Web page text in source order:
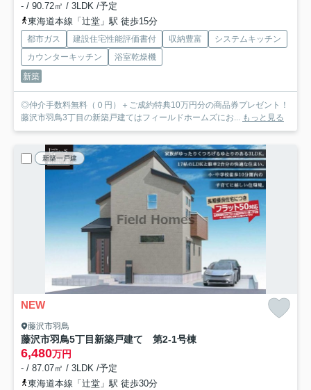
- / 90.72㎡ / 3LDK /予定
東海道本線「辻堂」駅 徒歩15分
都市ガス 建設住宅性能評価書付 収納豊富
システムキッチン
カウンターキッチン
浴室乾燥機
新築
◎仲介手数料無料（０円）＋ご成約特典10万円分の商品券プレゼント！
藤沢市羽鳥3丁目の新築戸建てはフィールドホームズにお... もっと見る
新築一戸建
NEW
藤沢市羽鳥
藤沢市羽鳥5丁目新築戸建て 第2-1号棟
6,480万円
- / 87.07㎡ / 3LDK /予定
東海道本線「辻堂」駅 徒歩30分